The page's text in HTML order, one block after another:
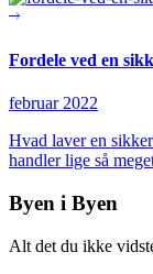
Fordele ved en
februar 2022
Hvad laver en
handler lige så
Byen i Byen
Alt det du ikke